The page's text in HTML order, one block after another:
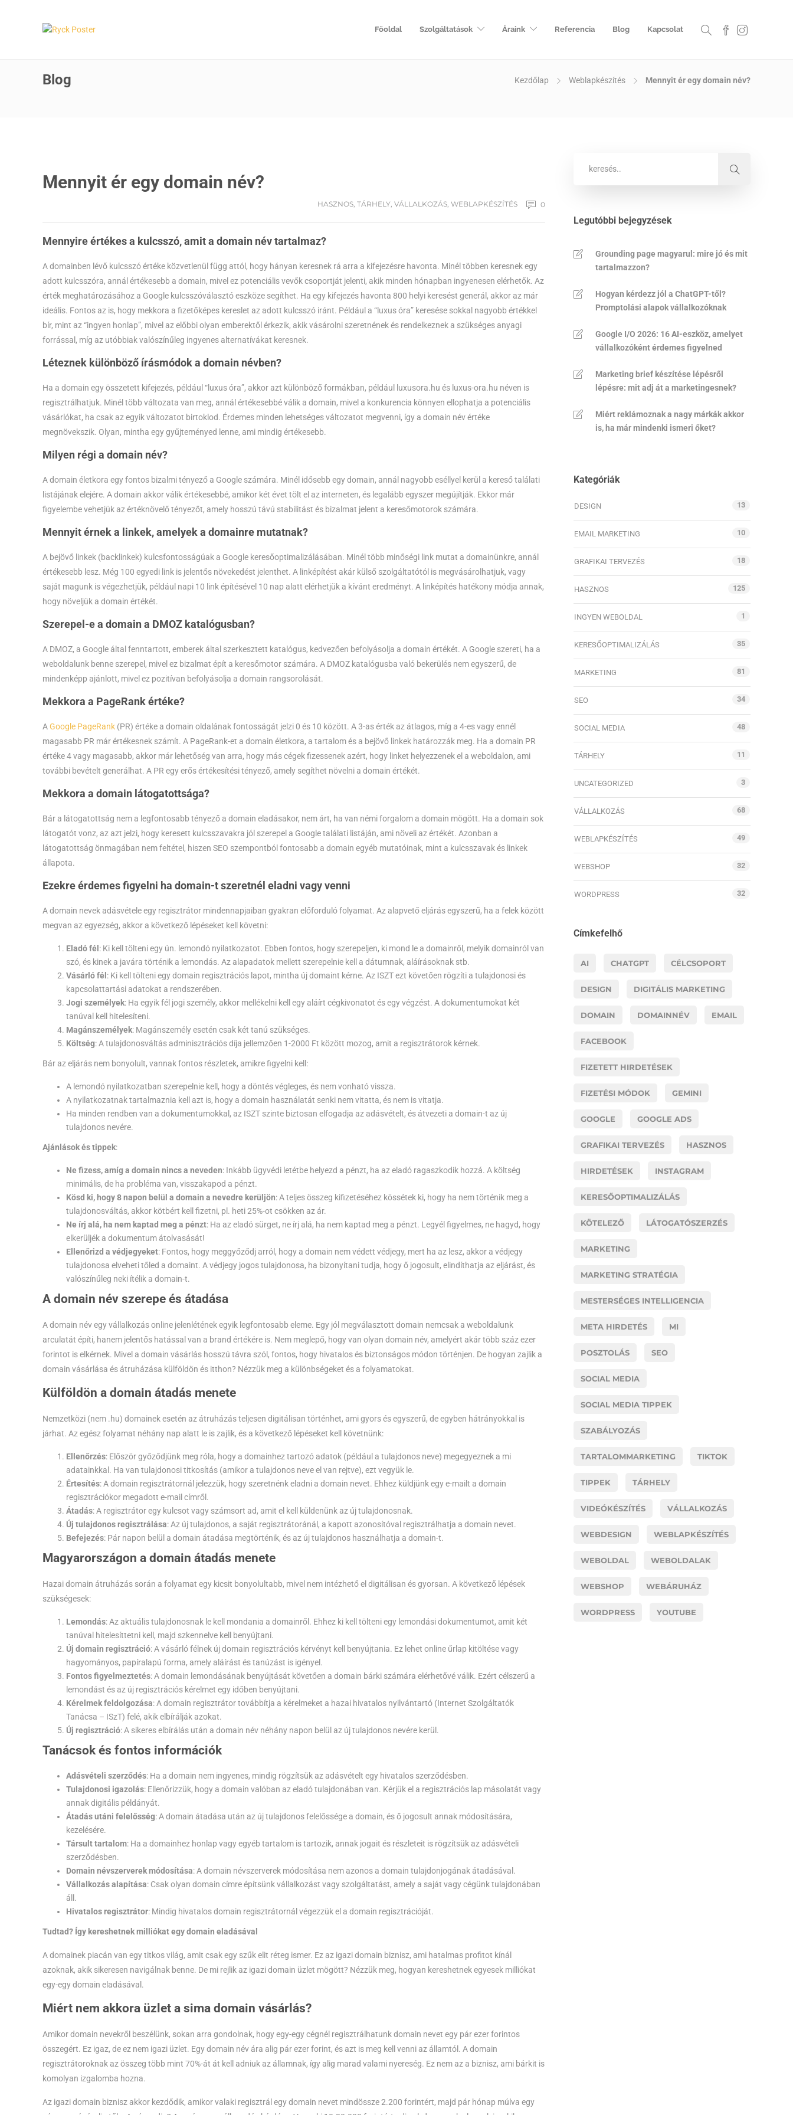
Főoldal Szolgáltatások Áraink Referencia Blog Kapcsolat
Blog Kezdőlap Weblapkészítés Mennyit ér egy domain név?
Mennyit ér egy domain név?
HASZNOS, TÁRHELY, VÁLLALKOZÁS, WEBLAPKÉSZÍTÉS 0
Mennyire értékes a kulcsszó, amit a domain név tartalmaz?
A domainben lévő kulcsszó értéke közvetlenül függ attól, hogy hányan keresnek rá arra a kifejezésre havonta. Minél többen keresnek egy
adott kulcsszóra, annál értékesebb a domain, mivel ez potenciális vevők csoportját jelenti, akik minden hónapban ingyenesen elérhetők. Az
érték meghatározásához a Google kulcsszóválasztó eszköze segíthet. Ha egy kifejezés havonta 800 helyi keresést generál, akkor az már
ideális. Fontos az is, hogy mekkora a fizetőképes kereslet az adott kulcsszó iránt. Például a “luxus óra” keresése sokkal nagyobb értékkel
bír, mint az “ingyen honlap”, mivel az előbbi olyan emberektől érkezik, akik vásárolni szeretnének és rendelkeznek a szükséges anyagi
forrással, míg az utóbbiak valószínűleg ingyenes alternatívákat keresnek.
Léteznek különböző írásmódok a domain névben?
Ha a domain egy összetett kifejezés, például “luxus óra”, akkor azt különböző formákban, például luxusora.hu és luxus-ora.hu néven is
regisztrálhatjuk. Minél több változata van meg, annál értékesebbé válik a domain, mivel a konkurencia könnyen ellophatja a potenciális
vásárlókat, ha csak az egyik változatot birtoklod. Érdemes minden lehetséges változatot megvenni, így a domain név értéke
megnövekszik. Olyan, mintha egy gyűjteményed lenne, ami mindig értékesebb.
Milyen régi a domain név?
A domain életkora egy fontos bizalmi tényező a Google számára. Minél idősebb egy domain, annál nagyobb eséllyel kerül a kereső találati
listájának elejére. A domain akkor válik értékesebbé, amikor két évet tölt el az interneten, és legalább egyszer megújítják. Ekkor már
figyelembe vehetjük az értéknövelő tényezőt, amely hosszú távú stabilitást és bizalmat jelent a keresőmotorok számára.
Mennyit érnek a linkek, amelyek a domainre mutatnak?
A bejövő linkek (backlinkek) kulcsfontosságúak a Google keresőoptimalizálásában. Minél több minőségi link mutat a domainünkre, annál
értékesebb lesz. Még 100 egyedi link is jelentős növekedést jelenthet. A linképítést akár külső szolgáltatótól is megvásárolhatjuk, vagy
saját magunk is végezhetjük, például napi 10 link építésével 10 nap alatt elérhetjük a kívánt eredményt. A linképítés hatékony módja annak,
hogy növeljük a domain értékét.
Szerepel-e a domain a DMOZ katalógusban?
A DMOZ, a Google által fenntartott, emberek által szerkesztett katalógus, kedvezően befolyásolja a domain értékét. A Google szereti, ha a
weboldalunk benne szerepel, mivel ez bizalmat épít a keresőmotor számára. A DMOZ katalógusba való bekerülés nem egyszerű, de
mindenképp ajánlott, mivel ez pozitívan befolyásolja a domain rangsorolását.
Mekkora a PageRank értéke?
AGoogle PageRank (PR) értéke a domain oldalának fontosságát jelzi 0 és 10 között. A 3-as érték az átlagos, míg a 4-es vagy ennél
magasabb PR már értékesnek számít. A PageRank-et a domain életkora, a tartalom és a bejövő linkek határozzák meg. Ha a domain PR
értéke 4 vagy magasabb, akkor már lehetőség van arra, hogy más cégek fizessenek azért, hogy linket helyezzenek el a weboldalon, ami
további bevételt generálhat. A PR egy erős értékesítési tényező, amely segíthet növelni a domain értékét.
Mekkora a domain látogatottsága?
Bár a látogatottság nem a legfontosabb tényező a domain eladásakor, nem árt, ha van némi forgalom a domain mögött. Ha a domain sok
látogatót vonz, az azt jelzi, hogy keresett kulcsszavakra jól szerepel a Google találati listáján, ami növeli az értékét. Azonban a
látogatottság önmagában nem feltétel, hiszen SEO szempontból fontosabb a domain egyéb mutatóinak, mint a kulcsszavak és linkek
állapota.
Ezekre érdemes figyelni ha domain-t szeretnél eladni vagy venni
A domain nevek adásvétele egy regisztrátor mindennapjaiban gyakran előforduló folyamat. Az alapvető eljárás egyszerű, ha a felek között
megvan az egyezség, akkor a következő lépéseket kell követni:
Eladó fél : Ki kell tölteni egy ún. lemondó nyilatkozatot. Ebben fontos, hogy szerepeljen, ki mond le a domainről, melyik domainról van
szó, és kinek a javára történik a lemondás. Az alapadatok mellett szerepelnie kell a dátumnak, aláírásoknak stb.
Vásárló fél : Ki kell tölteni egy domain regisztrációs lapot, mintha új domaint kérne. Az ISZT ezt követően rögzíti a tulajdonosi és
kapcsolattartási adatokat a rendszerében.
Jogi személyek: Ha egyik fél jogi személy, akkor mellékelni kell egy aláírt cégkivonatot és egy végzést. A dokumentumokat két
tanúval kell hitelesíteni.
Magánszemélyek: Magánszemély esetén csak két tanú szükséges.
Költség: A tulajdonosváltás adminisztrációs díja jellemzően 1-2000 Ft között mozog, amit a regisztrátorok kérnek.
Bár az eljárás nem bonyolult, vannak fontos részletek, amikre figyelni kell:
A lemondó nyilatkozatban szerepelnie kell, hogy a döntés végleges, és nem vonható vissza.
A nyilatkozatnak tartalmaznia kell azt is, hogy a domain használatát senki nem vitatta, és nem is vitatja.
Ha minden rendben van a dokumentumokkal, az ISZT szinte biztosan elfogadja az adásvételt, és átvezeti a domain-t az új
tulajdonos nevére.
Ajánlások és tippek:
Ne fizess, amíg a domain nincs a neveden: Inkább ügyvédi letétbe helyezd a pénzt, ha az eladó ragaszkodik hozzá. A költség
minimális, de ha probléma van, visszakapod a pénzt.
Kösd ki, hogy 8 napon belül a domain a nevedre kerüljön: A teljes összeg kifizetéséhez kössétek ki, hogy ha nem történik meg a
tulajdonosváltás, akkor kötbért kell fizetni, pl. heti 25%-ot csökken az ár.
Ne írj alá, ha nem kaptad meg a pénzt: Ha az eladó sürget, ne írj alá, ha nem kaptad meg a pénzt. Legyél figyelmes, ne hagyd, hogy
elkerüljék a dokumentum átolvasását!
Ellenőrizd a védjegyeket: Fontos, hogy meggyőződj arról, hogy a domain nem védett védjegy, mert ha az lesz, akkor a védjegy
tulajdonosa elveheti tőled a domaint. A védjegy jogos tulajdonosa, ha bizonyítani tudja, hogy ő jogosult, elindíthatja az eljárást, és
valószínűleg neki ítélik a domain-t.
A domain név szerepe és átadása
A domain név egy vállalkozás online jelenlétének egyik legfontosabb eleme. Egy jól megválasztott domain nemcsak a weboldalunk
arculatát építi, hanem jelentős hatással van a brand értékére is. Nem meglepő, hogy van olyan domain név, amelyért akár több száz ezer
forintot is elkérnek. Mivel a domain vásárlás hosszú távra szól, fontos, hogy hivatalos és biztonságos módon történjen. De hogyan zajlik a
domain vásárlása és átruházása külföldön és itthon? Nézzük meg a különbségeket és a folyamatokat.
Külföldön a domain átadás menete
Nemzetközi (nem .hu) domainek esetén az átruházás teljesen digitálisan történhet, ami gyors és egyszerű, de egyben hátrányokkal is
járhat. Az egész folyamat néhány nap alatt le is zajlik, és a következő lépéseket kell követnünk:
Ellenőrzés: Először győződjünk meg róla, hogy a domainhez tartozó adatok (például a tulajdonos neve) megegyeznek a mi
adatainkkal. Ha van tulajdonosi titkosítás (amikor a tulajdonos neve el van rejtve), ezt vegyük le.
Értesítés: A domain regisztrátornál jelezzük, hogy szeretnénk eladni a domain nevet. Ehhez küldjünk egy e-mailt a domain
regisztrációkor megadott e-mail címről.
Átadás: A regisztrátor egy kulcsot vagy számsort ad, amit el kell küldenünk az új tulajdonosnak.
Új tulajdonos regisztrálása: Az új tulajdonos, a saját regisztrátoránál, a kapott azonosítóval regisztrálhatja a domain nevet.
Befejezés: Pár napon belül a domain átadása megtörténik, és az új tulajdonos használhatja a domain-t.
Magyarországon a domain átadás menete
Hazai domain átruházás során a folyamat egy kicsit bonyolultabb, mivel nem intézhető el digitálisan és gyorsan. A következő lépések
szükségesek:
Lemondás: Az aktuális tulajdonosnak le kell mondania a domainről. Ehhez ki kell tölteni egy lemondási dokumentumot, amit két
tanúval hitelesíttetni kell, majd szkennelve kell benyújtani.
Új domain regisztráció: A vásárló félnek új domain regisztrációs kérvényt kell benyújtania. Ez lehet online űrlap kitöltése vagy
hagyományos, papíralapú forma, amely aláírást és tanúzást is igényel.
Fontos figyelmeztetés: A domain lemondásának benyújtását követően a domain bárki számára elérhetővé válik. Ezért célszerű a
lemondást és az új regisztrációs kérelmet egy időben benyújtani.
Kérelmek feldolgozása: A domain regisztrátor továbbítja a kérelmeket a hazai hivatalos nyilvántartó (Internet Szolgáltatók
Tanácsa – ISzT) felé, akik elbírálják azokat.
Új regisztráció: A sikeres elbírálás után a domain név néhány napon belül az új tulajdonos nevére kerül.
Tanácsok és fontos információk
Adásvételi szerződés: Ha a domain nem ingyenes, mindig rögzítsük az adásvételt egy hivatalos szerződésben.
Tulajdonosi igazolás: Ellenőrizzük, hogy a domain valóban az eladó tulajdonában van. Kérjük el a regisztrációs lap másolatát vagy
annak digitális példányát.
Átadás utáni felelősség: A domain átadása után az új tulajdonos felelőssége a domain, és ő jogosult annak módosítására,
kezelésére.
Társult tartalom: Ha a domainhez honlap vagy egyéb tartalom is tartozik, annak jogait és részleteit is rögzítsük az adásvételi
szerződésben.
Domain névszerverek módosítása: A domain névszerverek módosítása nem azonos a domain tulajdonjogának átadásával.
Vállalkozás alapítása: Csak olyan domain címre építsünk vállalkozást vagy szolgáltatást, amely a saját vagy cégünk tulajdonában
áll.
Hivatalos regisztrátor: Mindig hivatalos domain regisztrátornál végezzük el a domain regisztrációját.
Tudtad? Így kereshetnek milliókat egy domain eladásával
A domainek piacán van egy titkos világ, amit csak egy szűk elit réteg ismer. Ez az igazi domain biznisz, ami hatalmas profitot kínál
azoknak, akik sikeresen navigálnak benne. De mi rejlik az igazi domain üzlet mögött? Nézzük meg, hogyan kereshetnek egyesek milliókat
egy-egy domain eladásával.
Miért nem akkora üzlet a sima domain vásárlás?
Amikor domain nevekről beszélünk, sokan arra gondolnak, hogy egy-egy cégnél regisztrálhatunk domain nevet egy pár ezer forintos
összegért. Ez igaz, de ez nem igazi üzlet. Egy domain név ára alig pár ezer forint, és azt is meg kell venni az államtól. A domain
regisztrátoroknak az összeg több mint 70%-át át kell adniuk az államnak, így alig marad valami nyereség. Ez nem az a biznisz, ami bárkit is
komolyan izgalomba hozna.
Az igazi domain biznisz akkor kezdődik, amikor valaki regisztrál egy domain nevet mindössze 2.200 forintért, majd pár hónap múlva egy
Legutóbbi bejegyzések
Grounding page magyarul: mire jó és mit
tartalmazzon?
Hogyan kérdezz jól a ChatGPT-től?
Promptolási alapok vállalkozóknak
Google I/O 2026: 16 AI-eszköz, amelyet
vállalkozóként érdemes figyelned
Marketing brief készítése lépésről
lépésre: mit adj át a marketingesnek?
Miért reklámoznak a nagy márkák akkor
is, ha már mindenki ismeri őket?
Kategóriák
DESIGN 13
EMAIL MARKETING 10
GRAFIKAI TERVEZÉS 18
HASZNOS 125
INGYEN WEBOLDAL 1
KERESŐOPTIMALIZÁLÁS 35
MARKETING 81
SEO 34
SOCIAL MEDIA 48
TÁRHELY 11
UNCATEGORIZED 3
VÁLLALKOZÁS 68
WEBLAPKÉSZÍTÉS 49
WEBSHOP 32
WORDPRESS 32
Címkefelhő
AI CHATGPT CÉLCSOPORT
DESIGN DIGITÁLIS MARKETING
DOMAIN DOMAINNÉV EMAIL
FACEBOOK
FIZETETT HIRDETÉSEK
FIZETÉSI MÓDOK GEMINI
GOOGLE GOOGLE ADS
GRAFIKAI TERVEZÉS HASZNOS
HIRDETÉSEK INSTAGRAM
KERESŐOPTIMALIZÁLÁS
KÖTELEZŐ LÁTOGATÓSZERZÉS
MARKETING
MARKETING STRATÉGIA
MESTERSÉGES INTELLIGENCIA
META HIRDETÉS MI
POSZTOLÁS SEO
SOCIAL MEDIA
SOCIAL MEDIA TIPPEK
SZABÁLYOZÁS
TARTALOMMARKETING TIKTOK
TIPPEK TÁRHELY
VIDEÓKÉSZÍTÉS VÁLLALKOZÁS
WEBDESIGN WEBLAPKÉSZÍTÉS
WEBOLDAL WEBOLDALAK
WEBSHOP WEBÁRUHÁZ
WORDPRESS YOUTUBE